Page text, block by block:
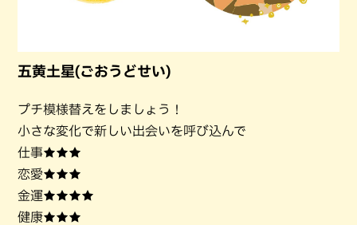
五黄土星(ごおうどせい)
プチ模様替えをしましょう！
小さな変化で新しい出会いを呼び込んで
仕事★★★
恋愛★★★
金運★★★★
健康★★★